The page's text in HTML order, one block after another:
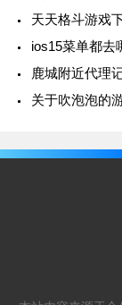
天天格斗游戏
ios15菜单都去
鹿城附近代理
关于吹泡泡的